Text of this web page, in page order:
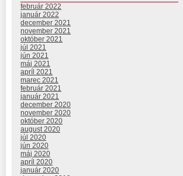
február 2022
január 2022
december 2021
november 2021
október 2021
júl 2021
jún 2021
máj 2021
apríl 2021
marec 2021
február 2021
január 2021
december 2020
november 2020
október 2020
august 2020
júl 2020
jún 2020
máj 2020
apríl 2020
január 2020